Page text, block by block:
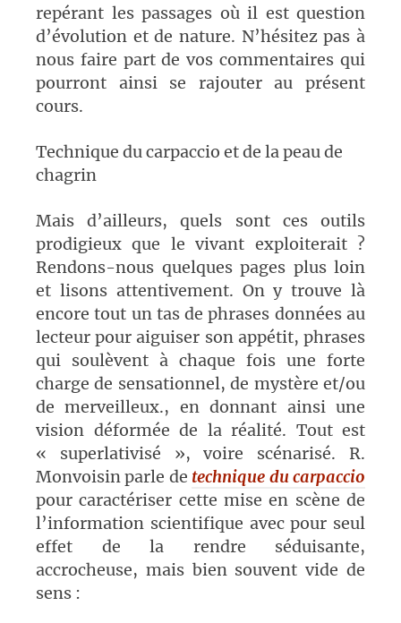
repérant les passages où il est question
d’évolution et de nature. N’hésitez pas à
nous faire part de vos commentaires qui
pourront ainsi se rajouter au présent
cours.
Technique du carpaccio et de la peau de
chagrin
Mais d’ailleurs, quels sont ces outils
prodigieux que le vivant exploiterait ?
Rendons-nous quelques pages plus loin
et lisons attentivement. On y trouve là
encore tout un tas de phrases données au
lecteur pour aiguiser son appétit, phrases
qui soulèvent à chaque fois une forte
charge de sensationnel, de mystère et/ou
de merveilleux., en donnant ainsi une
vision déformée de la réalité. Tout est
« superlativisé », voire scénarisé. R.
Monvoisin parle de technique du carpaccio
pour caractériser cette mise en scène de
l’information scientifique avec pour seul
effet de la rendre séduisante,
accrocheuse, mais bien souvent vide de
sens :